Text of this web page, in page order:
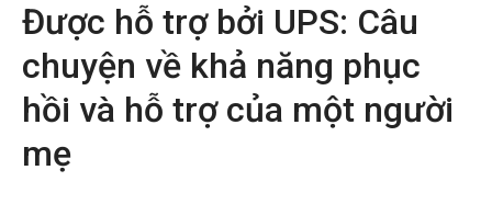
Được hỗ trợ bởi UPS: Câu
chuyện về khả năng phục
hồi và hỗ trợ của một người
mẹ